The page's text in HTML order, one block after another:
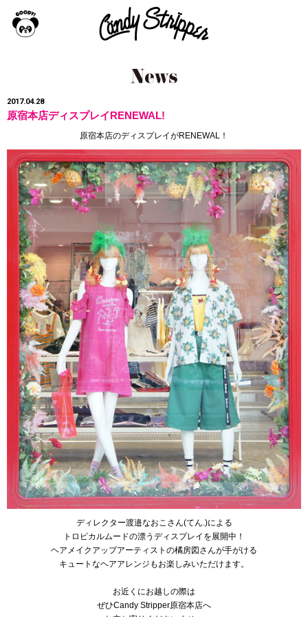
2017.04.28
原宿本店ディスプレイRENEWAL!
原宿本店のディスプレイがRENEWAL！
ディレクター渡邉なおこさん(てん.)による
トロピカルムードの漂うディスプレイを展開中！
ヘアメイクアップアーティストの橘房図さんが手がける
キュートなヘアアレンジもお楽しみいただけます。
お近くにお越しの際は
ぜひCandy Stripper原宿本店へ